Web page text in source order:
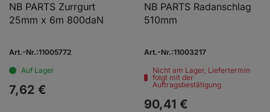
NB PARTS Zurrgurt
25mm x 6m 800daN
Art.-Nr.:11005772
Auf Lager
7,62 €
NB PARTS Radanschlag
510mm
Art.-Nr.:11003217
Nicht am Lager, Liefertermin
folgt mit der
Auftragsbestätigung
90,41 €